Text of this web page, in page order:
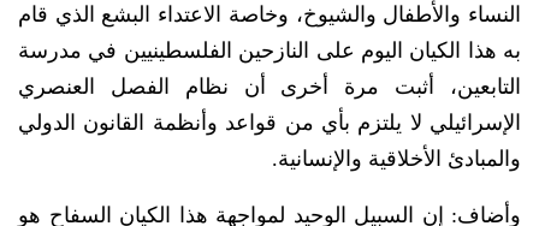
النساء والأطفال والشيوخ، وخاصة الاعتداء البشع الذي قام
به هذا الكيان اليوم على النازحين الفلسطينيين في مدرسة
التابعين، أثبت مرة أخرى أن نظام الفصل العنصري
الإسرائيلي لا يلتزم بأي من قواعد وأنظمة القانون الدولي
والمبادئ الأخلاقية والإنسانية.
وأضاف: إن السبيل الوحيد لمواجهة هذا الكيان السفاح هو